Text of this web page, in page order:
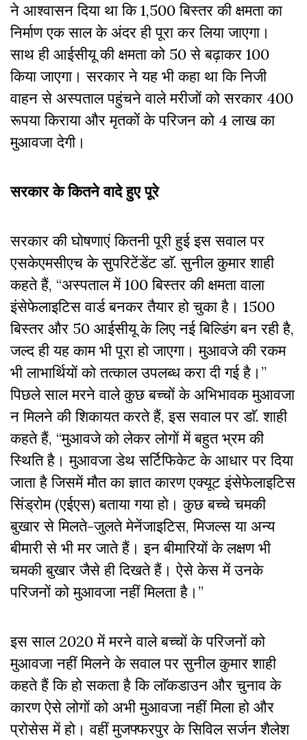
ने आश्वासन दिया था कि 1,500 बिस्तर की क्षमता का
निर्माण एक साल के अंदर ही पूरा कर लिया जाएगा।
साथ ही आईसीयू की क्षमता को 50 से बढ़ाकर 100
किया जाएगा। सरकार ने यह भी कहा था कि निजी
वाहन से अस्पताल पहुंचने वाले मरीजों को सरकार 400
रूपया किराया और मृतकों के परिजन को 4 लाख का
मुआवजा देगी।
सरकार के कितने वादे हुए पूरे
सरकार की घोषणाएं कितनी पूरी हुई इस सवाल पर
एसकेएमसीएच के सुपरिटेंडेंट डाॅ. सुनील कुमार शाही
कहते हैं, “अस्पताल में 100 बिस्तर की क्षमता वाला
इंसेफेलाइटिस वार्ड बनकर तैयार हो चुका है। 1500
बिस्तर और 50 आईसीयू के लिए नई बिल्डिंग बन रही है,
जल्द ही यह काम भी पूरा हो जाएगा। मुआवजे की रकम
भी लाभार्थियों को तत्काल उपलब्ध करा दी गई है।”
पिछले साल मरने वाले कुछ बच्चों के अभिभावक मुआवजा
न मिलने की शिकायत करते हैं, इस सवाल पर डाॅ. शाही
कहते हैं, “मुआवजे को लेकर लोगों में बहुत भ्रम की
स्थिति है। मुआवजा डेथ सर्टिफिकेट के आधार पर दिया
जाता है जिसमें मौत का ज्ञात कारण एक्यूट इंसेफेलाइटिस
सिंड्रोम (एईएस) बताया गया हो। कुछ बच्चे चमकी
बुखार से मिलते-जुलते मेनेंजाइटिस, मिजल्स या अन्य
बीमारी से भी मर जाते हैं। इन बीमारियों के लक्षण भी
चमकी बुखार जैसे ही दिखते हैं। ऐसे केस में उनके
परिजनों को मुआवजा नहीं मिलता है।”
इस साल 2020 में मरने वाले बच्चों के परिजनों को
मुआवजा नहीं मिलने के सवाल पर सुनील कुमार शाही
कहते हैं कि हो सकता है कि लाॅकडाउन और चुनाव के
कारण ऐसे लोगों को अभी मुआवजा नहीं मिला हो और
प्रोसेस में हो। वहीं मुजफ्फरपुर के सिविल सर्जन शैलेश